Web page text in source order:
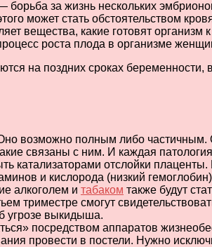
за жизнь нескольких
может стать обстоятельством
вещества, какие готовят
роста плода в организме
на поздних сроках беременности,
возможно полным либо
связаны с ним. И каждая
катализаторами отслойки
и кислорода (низкий
алкоголем и табаком также будут
триместре смогут
угрозе выкидыша.
посредством аппаратов
провести в постели. Нужно